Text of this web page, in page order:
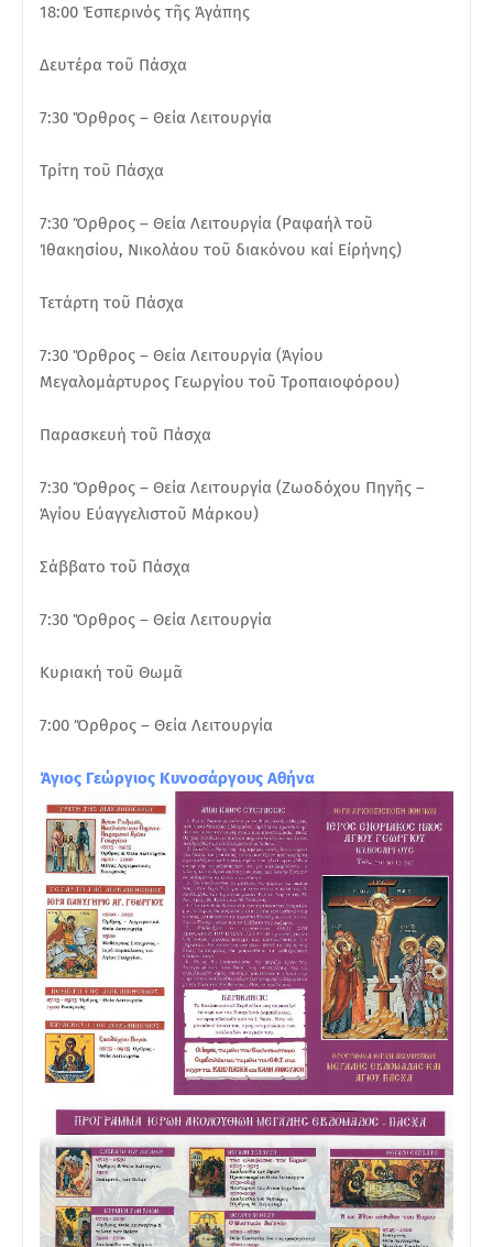
18:00 Ἑσπερινός τῆς Ἀγάπης
Δευτέρα τοῦ Πάσχα
7:30 Ὄρθρος – Θεία Λειτουργία
Τρίτη τοῦ Πάσχα
7:30 Ὄρθρος – Θεία Λειτουργία (Ραφαήλ τοῦ
Ἰθακησίου, Νικολάου τοῦ διακόνου καί Εἰρήνης)
Τετάρτη τοῦ Πάσχα
7:30 Ὄρθρος – Θεία Λειτουργία (Ἀγίου
Μεγαλομάρτυρος Γεωργίου τοῦ Τροπαιοφόρου)
Παρασκευή τοῦ Πάσχα
7:30 Ὄρθρος – Θεία Λειτουργία (Ζωοδόχου Πηγῆς –
Ἁγίου Εὐαγγελιστοῦ Μάρκου)
Σάββατο τοῦ Πάσχα
7:30 Ὄρθρος – Θεία Λειτουργία
Κυριακή τοῦ Θωμᾶ
7:00 Ὄρθρος – Θεία Λειτουργία
Άγιος Γεώργιος Κυνοσάργους Αθήνα